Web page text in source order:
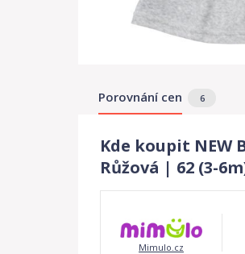
Porovnání cen 6
Kde koupit NEW
Růžová | 62 (3-
Mimulo.cz